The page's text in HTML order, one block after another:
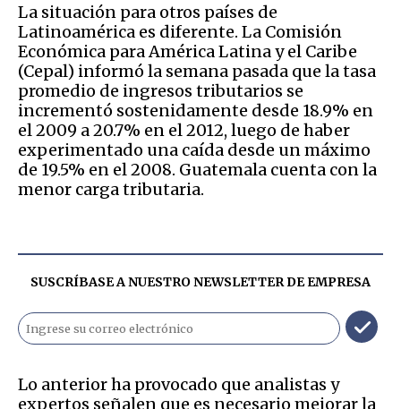
La situación para otros países de
Latinoamérica es diferente. La Comisión
Económica para América Latina y el Caribe
(Cepal) informó la semana pasada que la tasa
promedio de ingresos tributarios se
incrementó sostenidamente desde 18.9% en
el 2009 a 20.7% en el 2012, luego de haber
experimentado una caída desde un máximo
de 19.5% en el 2008. Guatemala cuenta con la
menor carga tributaria.
SUSCRÍBASE A NUESTRO NEWSLETTER DEEMPRESA
Lo anterior ha provocado que analistas y
expertos señalen que es necesario mejorar la